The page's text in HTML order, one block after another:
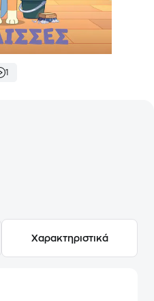
1
Χαρακτηριστικά